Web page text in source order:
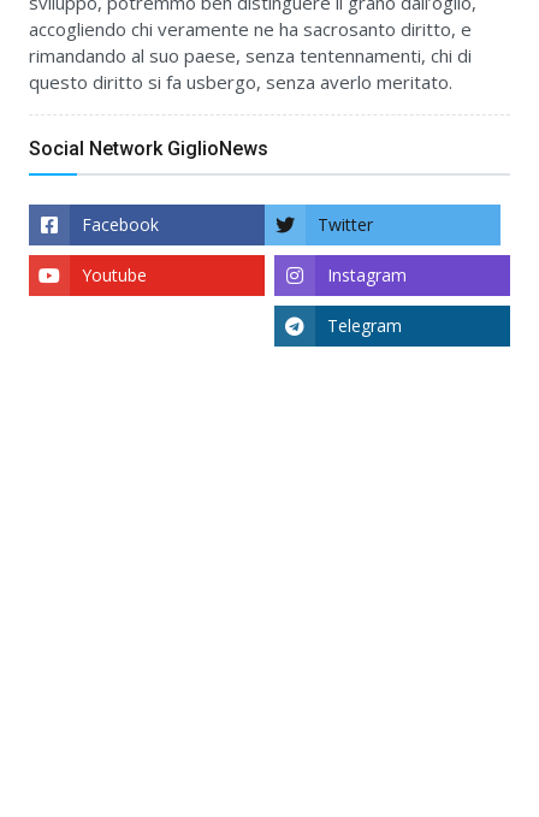
accogliendo chi veramente ne ha sacrosanto diritto, e
rimandando al suo paese, senza tentennamenti, chi di
questo diritto si fa usbergo, senza averlo meritato.
Social Network GiglioNews
Facebook Twitter
Instagram
Youtube
Telegram